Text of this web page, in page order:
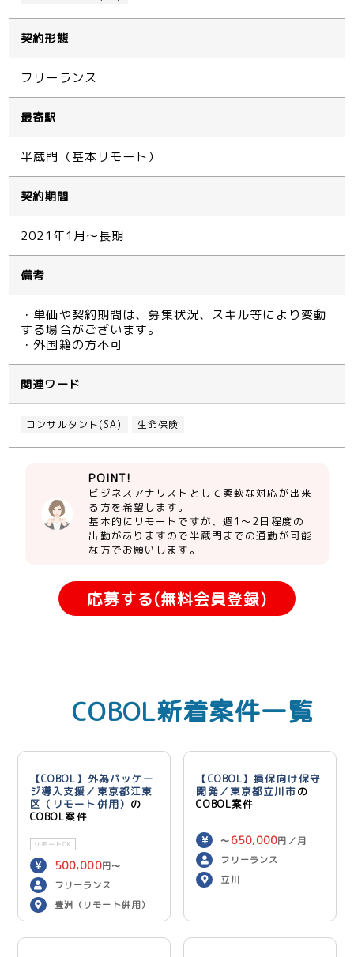
契約形態
フリーランス
最寄駅
半蔵門（基本リモート）
契約期間
2021年1月～長期
備考
・単価や契約期間は、募集状況、スキル等により変動
する場合がございます。
・外国籍の方不可
関連ワード
コンサルタント(SA) 生命保険
POINT!
ビジネスアナリストとして柔軟な対応が出来
る方を希望します。
基本的にリモートですが、週1～2日程度の
出勤がありますので半蔵門までの通勤が可能
な方でお願いします。
応募する(無料会員登録)
COBOL新着案件一覧
【COBOL】外為パッケー
ジ導入支援／東京都江東
区（リモート併用） の
COBOL案件
リモートOK
500,000円〜
600,000 円／月
フリーランス
豊洲（リモート併用）
【COBOL】損保向け保守
開発／東京都立川市の
COBOL案件
〜 650,000円／月
フリーランス
立川